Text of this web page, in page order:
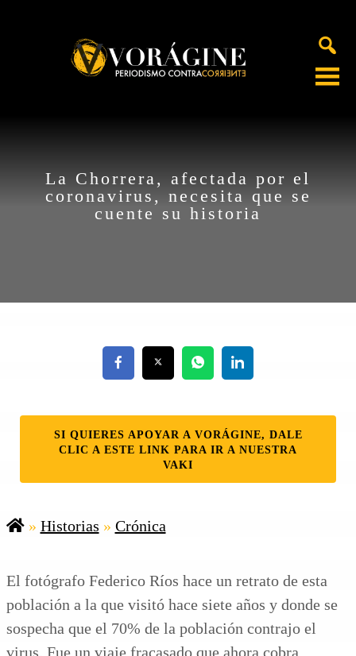
La Chorrera, afectada por el
coronavirus, necesita que se
cuente su historia
SI QUIERES APOYAR A VORÁGINE, DALE
CLIC A ESTE LINK PARA IR A NUESTRA
VAKI
» Historias » Crónica
El fotógrafo Federico Ríos hace un retrato de esta
población a la que visitó hace siete años y donde se
sospecha que el 70% de la población contrajo el
virus. Fue un viaje fracasado que ahora cobra